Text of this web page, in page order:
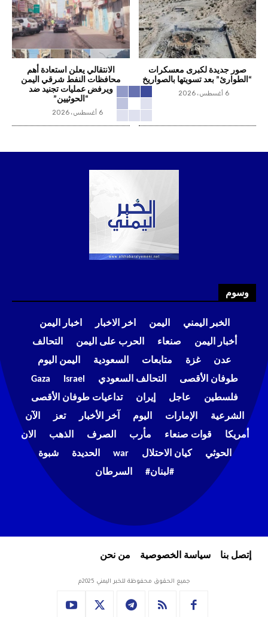
صور جديدة لكبرى معسكرات
“الطوارئ” بعد تسويتها بالصواريخ
6 أغسطس، 2026
الانتقالي يعلن استعادة أهم
محافظات النفط شرقي اليمن
ويرفض عمليات تجنيد ضد
“الحوثيين”
6 أغسطس، 2026
وسوم
الخبر اليمني اليمن اخر الاخبار
اخبار اليمن
أخبار اليمن
صنعاء الحرب على اليمن
التحالف
عدن
غزة متابعات السعودية
اليمن اليوم
طوفان الأقصى
التحالف السعودي Israel
Gaza
فلسطين
عاجل إيران
تداعيات طوفان الأقصى
الشرعية
الإمارات اليوم آخر الأخبار تعز
الآن
أمريكا
قوات صنعاء مأرب الصرف الذهب
الان
الحوثي
كيان الاحتلال war الحديدة
شبوة
#لبنان#
السرطان
إتصل بنا سياسة الخصوصية من نحن
جميع الحقوق محفوظة للخبر اليمني 2025م